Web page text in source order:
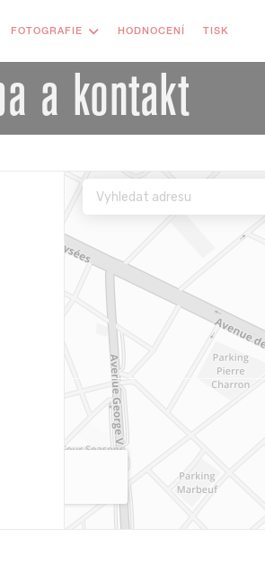
FOTOGRAFIE HODNOCENÍ
TISK
a kontakt